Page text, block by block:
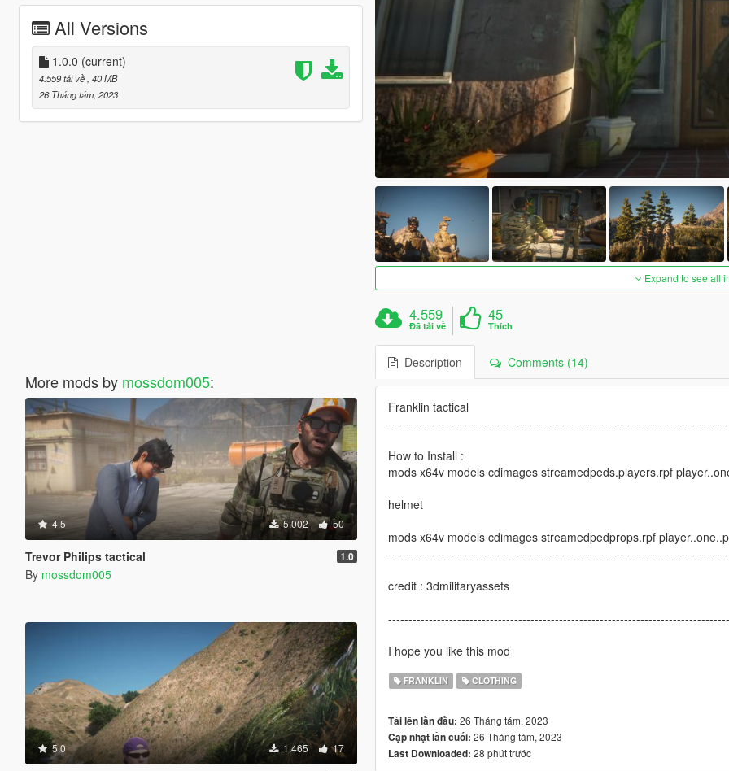
All Versions
1.0.0 (current)
4.559 tải về , 40 MB
26 Tháng tám, 2023
More mods by mossdom005:
4.5 5.002 50
Trevor Philips tactical 1.0
By mossdom005
5.0 1.465 17
Expand to see all
4.559
Đã tải về
45
Thích
Description Comments (14)
Franklin tactical
How to Install :
mods x64v models cdimages streamedpeds.players.rpf
helmet
mods x64v models cdimages streamedpedprops.rpf player..one..p
credit : 3dmilitaryassets
I hope you like this mod
FRANKLIN CLOTHING
Tải lên lần đầu: 26 Tháng tám, 2023
Cập nhật lần cuối: 26 Tháng tám, 2023
Last Downloaded: 28 phút trước